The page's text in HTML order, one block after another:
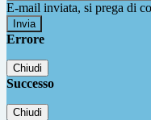
E-mail inviata, si prega di
Errore
Chiudi
Successo
Chiudi